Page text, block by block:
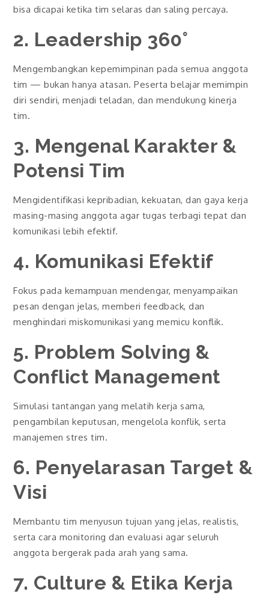
bisa dicapai ketika tim selaras dan saling percaya.
2. Leadership 360°
Mengembangkan kepemimpinan pada semua anggota
tim — bukan hanya atasan. Peserta belajar memimpin
diri sendiri, menjadi teladan, dan mendukung kinerja
tim.
3. Mengenal Karakter &
Potensi Tim
Mengidentifikasi kepribadian, kekuatan, dan gaya kerja
masing-masing anggota agar tugas terbagi tepat dan
komunikasi lebih efektif.
4. Komunikasi Efektif
Fokus pada kemampuan mendengar, menyampaikan
pesan dengan jelas, memberi feedback, dan
menghindari miskomunikasi yang memicu konflik.
5. Problem Solving &
Conflict Management
Simulasi tantangan yang melatih kerja sama,
pengambilan keputusan, mengelola konflik, serta
manajemen stres tim.
6. Penyelarasan Target &
Visi
Membantu tim menyusun tujuan yang jelas, realistis,
serta cara monitoring dan evaluasi agar seluruh
anggota bergerak pada arah yang sama.
7. Culture & Etika Kerja